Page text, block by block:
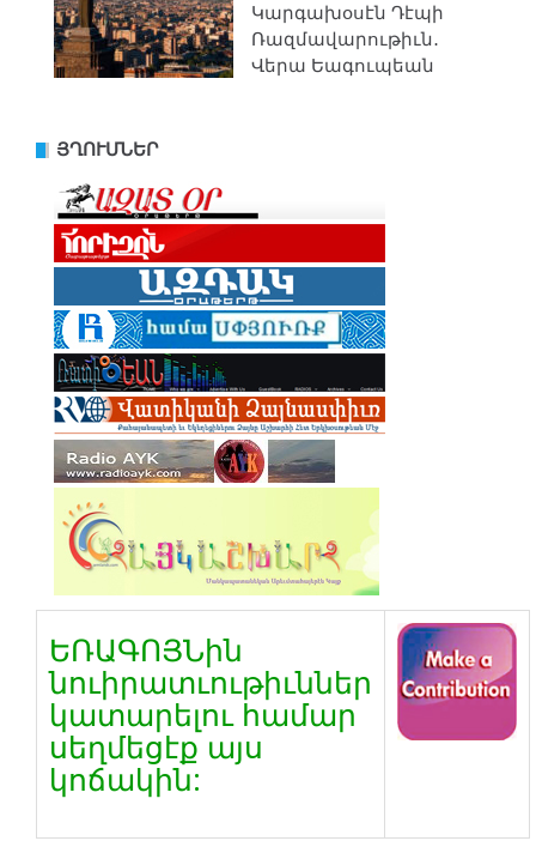
Կարգախօսէն Դէպի
Ռազմավարութիւն․
Վերա Եագուպեան
ՅՂՈՒՄՆԵՐ
ԵՌԱԳՈՅՆին
նուիրատւութիւններ
կատարելու համար
սեղմեցէք այս
կոճակին: